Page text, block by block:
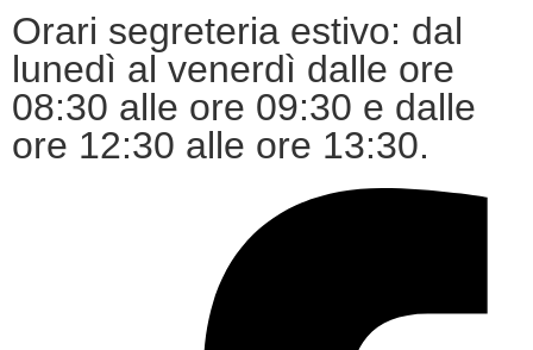
Orari segreteria estivo: dal
lunedì al venerdì dalle ore
08:30 alle ore 09:30 e dalle
ore 12:30 alle ore 13:30.